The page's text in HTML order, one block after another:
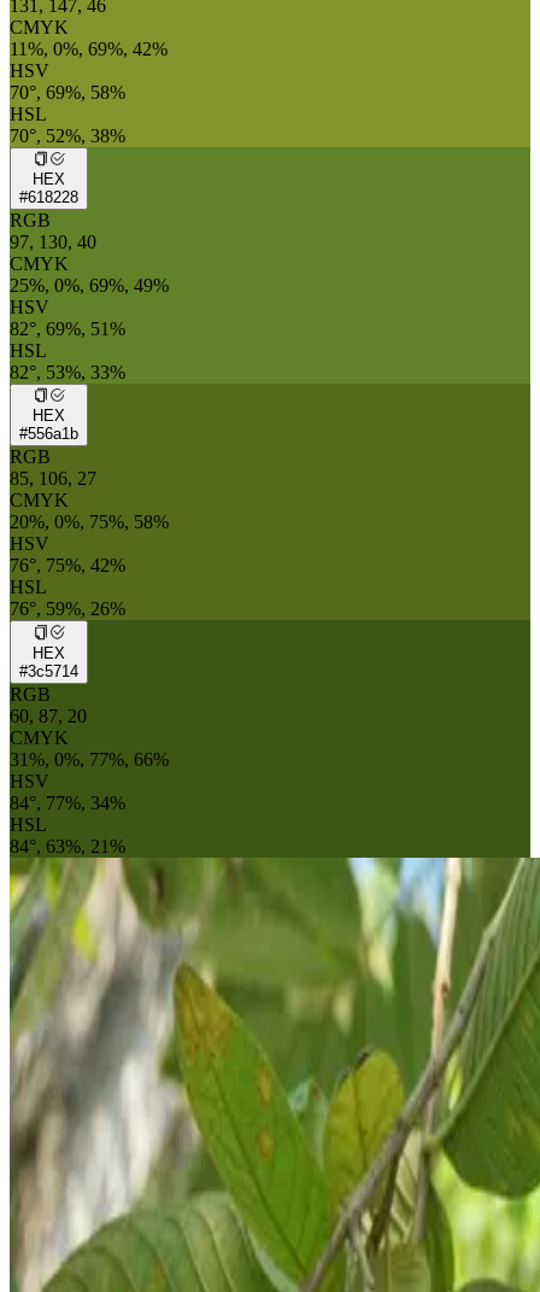
131, 147, 46
CMYK
11%, 0%, 69%, 42%
HSV
70°, 69%, 58%
HSL
70°, 52%, 38%
HEX
#618228
RGB
97, 130, 40
CMYK
25%, 0%, 69%, 49%
HSV
82°, 69%, 51%
HSL
82°, 53%, 33%
HEX
#556a1b
RGB
85, 106, 27
CMYK
20%, 0%, 75%, 58%
HSV
76°, 75%, 42%
HSL
76°, 59%, 26%
HEX
#3c5714
RGB
60, 87, 20
CMYK
31%, 0%, 77%, 66%
HSV
84°, 77%, 34%
HSL
84°, 63%, 21%